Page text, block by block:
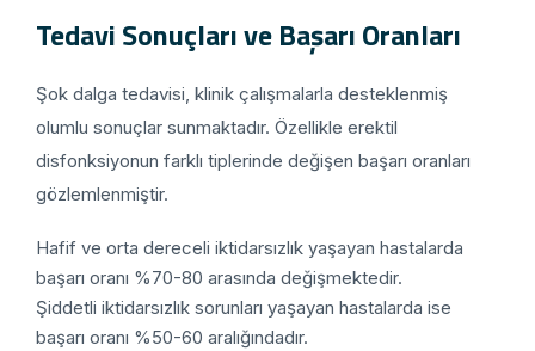
Tedavi Sonuçları ve Başarı Oranları
Şok dalga tedavisi, klinik çalışmalarla desteklenmiş
olumlu sonuçlar sunmaktadır. Özellikle erektil
disfonksiyonun farklı tiplerinde değişen başarı oranları
gözlemlenmiştir.
Hafif ve orta dereceli iktidarsızlık yaşayan hastalarda
başarı oranı %70-80 arasında değişmektedir.
Şiddetli iktidarsızlık sorunları yaşayan hastalarda ise
başarı oranı %50-60 aralığındadır.